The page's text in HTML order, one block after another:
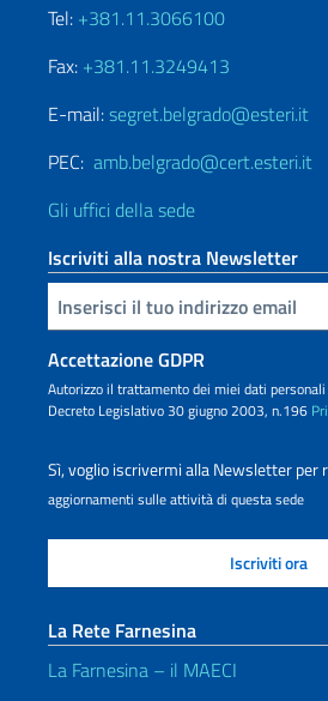
Tel: +381.11.3066100
Fax: +381.11.3249413
E-mail:segret.belgrado@esteri.it
PEC: amb.belgrado@cert.esteri.it
Gli uffici della sede
Iscriviti alla nostra Newsletter
Inserisci la tua email
Accettazione GDPR
Autorizzo il trattamento dei miei dati personali
Decreto Legislativo 30 giugno 2003, n.196
Sì, voglio iscrivermi alla Newsletter per
aggiornamenti sulle attività di questa sede
La Rete Farnesina
La Farnesina – il MAECI